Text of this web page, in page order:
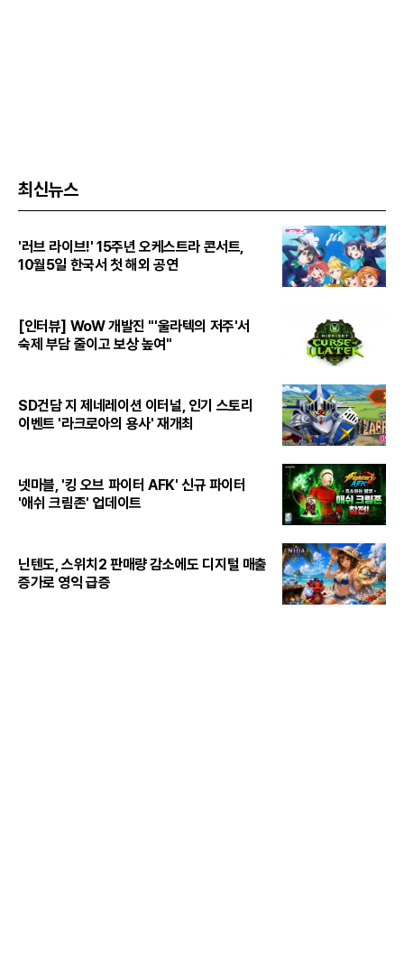
최신뉴스
'러브 라이브!' 15주년 오케스트라 콘서트,
10월5일 한국서 첫 해외 공연
[인터뷰] WoW 개발진 "'울라텍의 저주'서
숙제 부담 줄이고 보상 높여"
SD건담 지 제네레이션 이터널, 인기 스토리
이벤트 '라크로아의 용사' 재개최
넷마블, '킹 오브 파이터 AFK' 신규 파이터
'애쉬 크림존' 업데이트
닌텐도, 스위치2 판매량 감소에도 디지털 매출
증가로 영익 급증